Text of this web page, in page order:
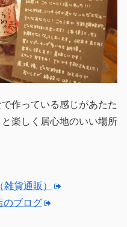
作っている感じがあたた
楽しく居心地のいい場所
貨通販）
のブログ